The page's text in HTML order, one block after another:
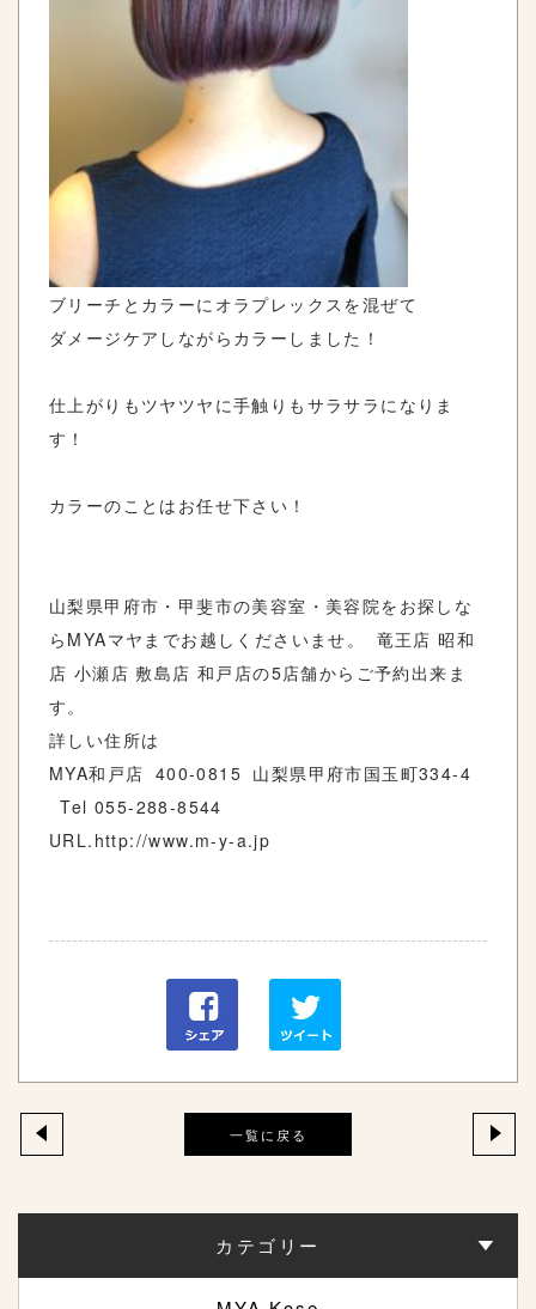
ブリーチとカラーにオラプレックスを混ぜて
ダメージケアしながらカラーしました！
仕上がりもツヤツヤに手触りもサラサラになりま
す！
カラーのことはお任せ下さい！
山梨県甲府市・甲斐市の美容室・美容院をお探しな
らMYAマヤまでお越しくださいませ。 竜王店 昭和
店 小瀬店 敷島店 和戸店の5店舗からご予約出来ま
す。
詳しい住所は
MYA和戸店 400-0815 山梨県甲府市国玉町334-4
Tel 055-288-8544
URL.http://www.m-y-a.jp
一覧に戻る
カテゴリー